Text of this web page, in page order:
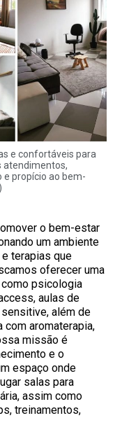
e confortáveis para
atendimentos,
propício ao bem-
o bem-estar
um ambiente
terapias que
oferecer uma
psicologia
aulas de
além de
com aromaterapia,
missão é
e o
espaço onde
salas para
assim como
treinamentos,